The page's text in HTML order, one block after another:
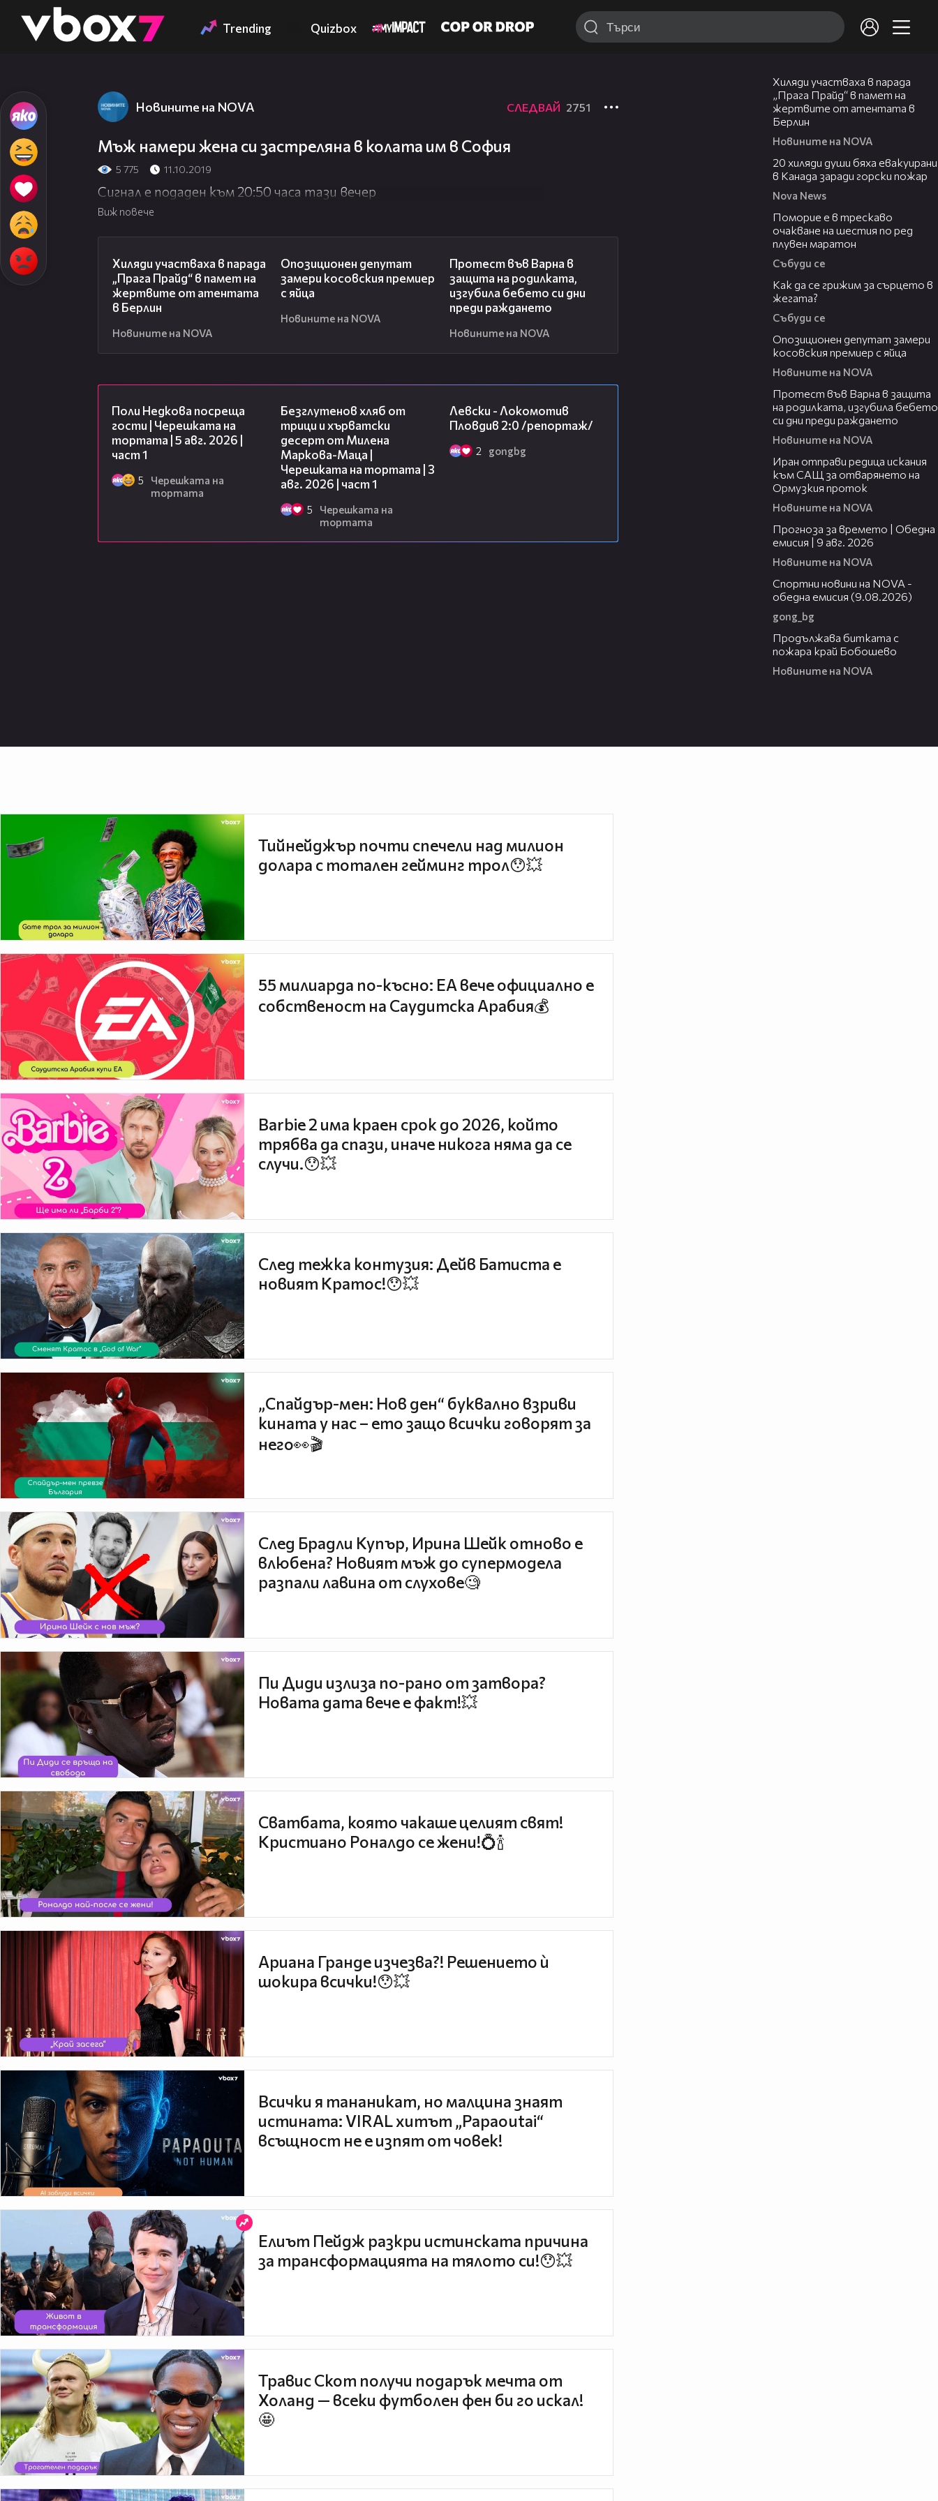
👾 Trending Quizbox
Новините на NOVA СЛЕДВАЙ 2751
Мъж намери жена си застреляна в колата им в София
5 775 11.10.2019
Сигнал е подаден към 20:50 часа тази вечер
Виж повече
Хиляди участваха в парада
„Прага Прайд“ в памет на
жертвите от атентата
в Берлин
Новините на NOVA
Опозиционен депутат
замери косовския премиер
с яйца
Новините на NOVA
Протест във Варна в
защита на родилката,
изгубила бебето си дни
преди раждането
Новините на NOVA
Поли Недкова посреща
гости | Черешката на
тортата | 5 авг. 2026 |
част 1
5
Черешката на
тортата
Безглутенов хляб от
трици и хърватски
десерт от Милена
Маркова-Маца |
Черешката на тортата | 3
авг. 2026 | част 1
5
Черешката на
тортата
Левски - Локомотив
Пловдив 2:0 /репортаж/
2 gongbg
Хиляди участваха в парада
„Прага Прайд“ в памет на
жертвите от атентата в
Берлин
Новините на NOVA
20 хиляди души бяха евакуирани
в Канада заради горски пожар
Nova News
Поморие е в трескаво
очакване на шестия по ред
плувен маратон
Събуди се
Как да се грижим за сърцето в
жегата?
Събуди се
Опозиционен депутат замери
косовския премиер с яйца
Новините на NOVA
Протест във Варна в защита
на родилката, изгубила бебето
си дни преди раждането
Новините на NOVA
Иран отправи редица искания
към САЩ за отварянето на
Ормузкия проток
Новините на NOVA
Прогноза за времето | Обедна
емисия | 9 авг. 2026
Новините на NOVA
Спортни новини на NOVA -
обедна емисия (9.08.2026)
gong_bg
Продължава битката с
пожара край Бобошево
Новините на NOVA
Тийнейджър почти спечели над милион
долара с тотален гейминг трол😯💥
55 милиарда по-късно: EA вече официално е
собственост на Саудитска Арабия💰
Barbie 2 има краен срок до 2026, който
трябва да спази, иначе никога няма да се
случи.😯💥
След тежка контузия: Дейв Батиста е
новият Кратос!😯💥
„Спайдър-мен: Нов ден“ буквално взриви
кината у нас – ето защо всички говорят за
него👀🎬
След Брадли Купър, Ирина Шейк отново е
влюбена? Новият мъж до супермодела
разпали лавина от слухове🧐
Пи Диди излиза по-рано от затвора?
Новата дата вече е факт!💥
Сватбата, която чакаше целият свят!
Кристиано Роналдо се жени!💍🍾
Ариана Гранде изчезва?! Решението ѝ
шокира всички!😯💥
Всички я тананикат, но малцина знаят
истината: VIRAL хитът „Papaoutai“
всъщност не е изпят от човек!
Елиът Пейдж разкри истинската причина
за трансформацията на тялото си!😯💥
Травис Скот получи подарък мечта от
Холанд — всеки футболен фен би го искал!
🤩